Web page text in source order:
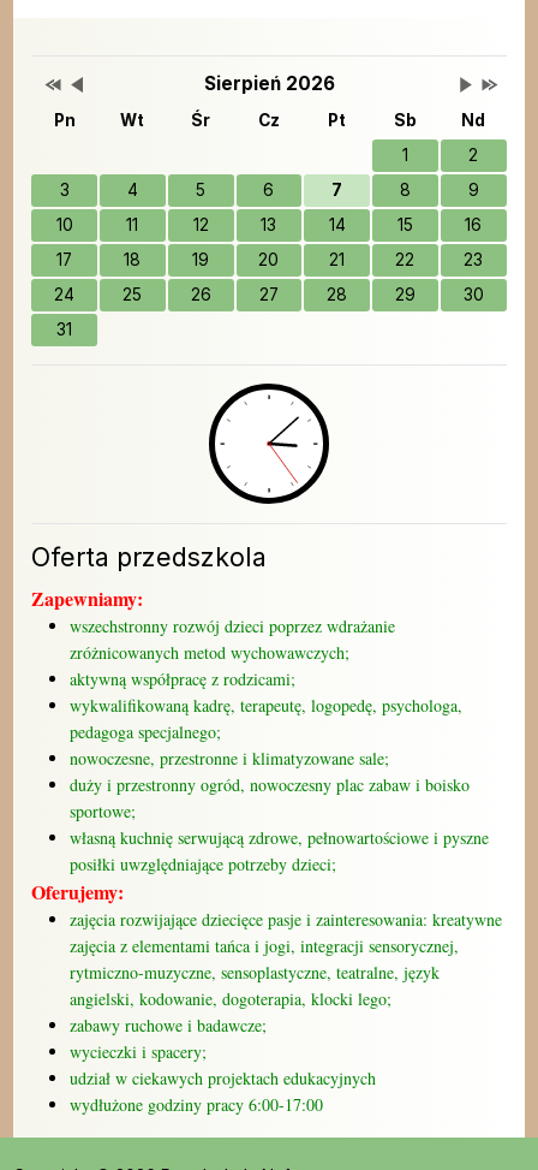
Deklaracja dostępności
Wydarzenia
Lista wydarzeń w miesiącu
Sierpień 2026Brak wydarzeń w tym
Przestaw datę na Sierpień 2025
Przestaw datę na Lipiec 2026
Pn Wt Śr Cz Pt Sb
Nd
1
2
3
4 5 6 7 8
9
10
11 12 13 14 15
16
17
18 19 20 21 22
23
24
25 26 27 28 29
30
31
Oferta przedszkola
Zapewniamy:
wszechstronny rozwój dzieci poprzez wdrażanie
zróżnicowanych metod wychowawczych;
aktywną współpracę z rodzicami;
wykwalifikowaną kadrę, terapeutę, logopedę, psychologa,
pedagoga specjalnego;
nowoczesne, przestronne i klimatyzowane sale;
duży i przestronny ogród, nowoczesny plac zabaw i boisko
sportowe;
własną kuchnię serwującą zdrowe, pełnowartościowe i pyszne
posiłki uwzględniające potrzeby dzieci;
Oferujemy:
zajęcia rozwijające dziecięce pasje i zainteresowania: kreatywne
zajęcia z elementami tańca i jogi, integracji sensorycznej,
rytmiczno-muzyczne, sensoplastyczne, teatralne, język
angielski, kodowanie, dogoterapia, klocki lego;
zabawy ruchowe i badawcze;
wycieczki i spacery;
udział w ciekawych projektach edukacyjnych
wydłużone godziny pracy 6:00-17:00